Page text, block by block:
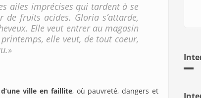
ailes imprécises qui tardent à se
fruits acides. Gloria s’attarde,
Elle veut entrer au magasin
elle veut, de tout coeur,
ville en faillite, où pauvreté, dangers et